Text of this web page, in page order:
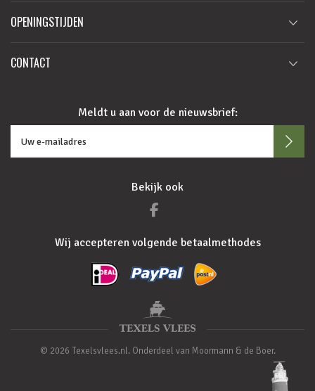
OPENINGSTIJDEN
CONTACT
Meldt u aan voor de nieuwsbrief:
Bekijk ook
Wij accepteren volgende betaalmethodes
© 2026 Texelsvlees.nl. Onderdeel van Moormann & de Boer.